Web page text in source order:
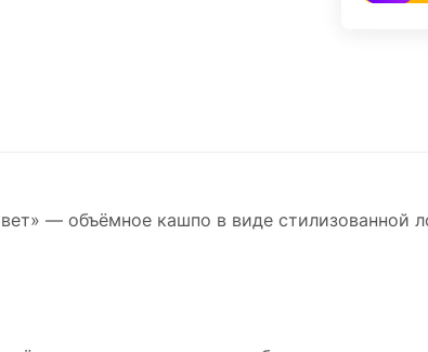
— объёмное кашпо в виде стилизованной